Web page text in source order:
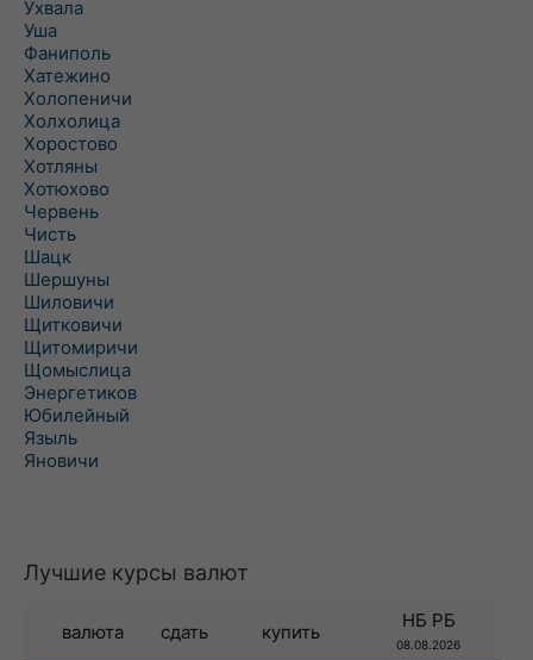
Ухвала
Уша
Фаниполь
Хатежино
Холопеничи
Холхолица
Хоростово
Хотляны
Хотюхово
Червень
Чисть
Шацк
Шершуны
Шиловичи
Щитковичи
Щитомиричи
Щомыслица
Энергетиков
Юбилейный
Языль
Яновичи
Лучшие курсы валют
валюта сдать купить
НБ РБ
08.08.2026